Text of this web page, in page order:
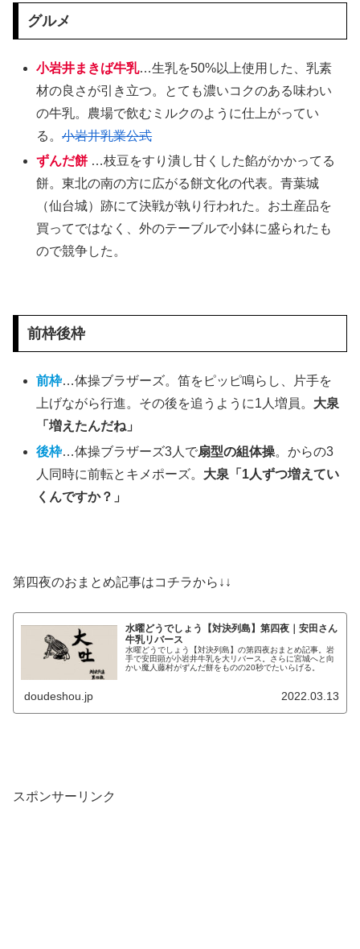
グルメ
小岩井まきば牛乳…生乳を50%以上使用した、乳素
材の良さが引き立つ。とても濃いコクのある味わい
の牛乳。農場で飲むミルクのように仕上がってい
る。小岩井乳業公式
ずんだ餅 …枝豆をすり潰し甘くした餡がかかってる
餅。東北の南の方に広がる餅文化の代表。青葉城
（仙台城）跡にて決戦が執り行われた。お土産品を
買ってではなく、外のテーブルで小鉢に盛られたも
ので競争した。
前枠後枠
前枠…体操ブラザーズ。笛をピッピ鳴らし、片手を
上げながら行進。その後を追うように1人増員。 大泉
「増えたんだね」
後枠…体操ブラザーズ3人で扇型の組体操。からの3
人同時に前転とキメポーズ。 大泉「1人ずつ増えてい
くんですか？」
第四夜のおまとめ記事はコチラから↓↓
水曜どうでしょう【対決列島】第四夜｜安田さん
牛乳リバース
水曜どうでしょう【対決列島】の第四夜おまとめ記事。岩
手で安田顕が小岩井牛乳を大リバース。さらに宮城へと向
かい魔人藤村がずんだ餅をものの20秒でたいらげる。
doudeshou.jp 2022.03.13
スポンサーリンク